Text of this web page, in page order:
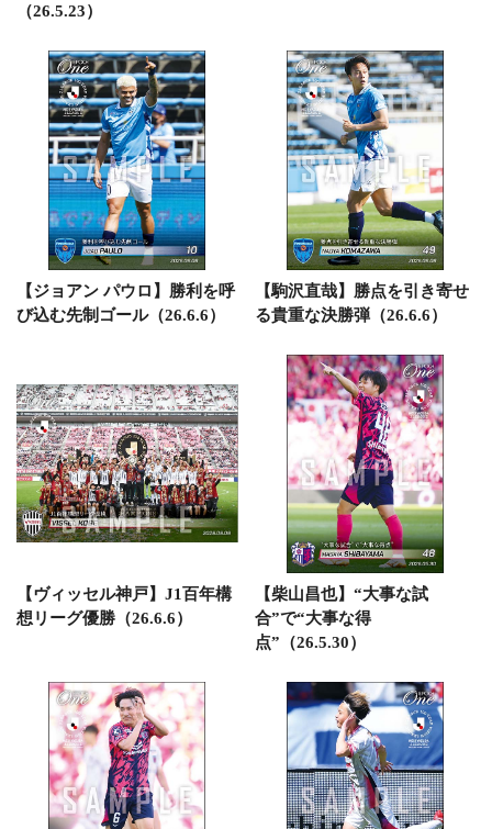
（26.5.23）
【ジョアン パウロ】勝利を呼
び込む先制ゴール（26.6.6）
【駒沢直哉】勝点を引き寄せ
る貴重な決勝弾（26.6.6）
【ヴィッセル神戸】J1百年構
想リーグ優勝（26.6.6）
【柴山昌也】“大事な試
合”で“大事な得
点”（26.5.30）